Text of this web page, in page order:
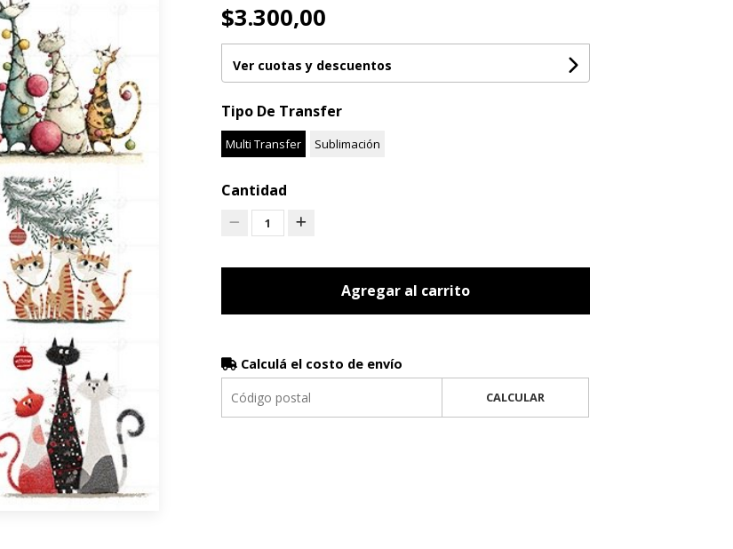
$3.300,00
Ver cuotas y descuentos
Tipo De Transfer
Multi Transfer Sublimación
Cantidad
1
Agregar al carrito
Calculá el costo de envío
CALCULAR